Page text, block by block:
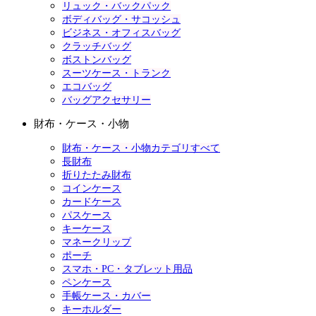
リュック・バックパック
ボディバッグ・サコッシュ
ビジネス・オフィスバッグ
クラッチバッグ
ボストンバッグ
スーツケース・トランク
エコバッグ
バッグアクセサリー
財布・ケース・小物
財布・ケース・小物カテゴリすべて
長財布
折りたたみ財布
コインケース
カードケース
パスケース
キーケース
マネークリップ
ポーチ
スマホ・PC・タブレット用品
ペンケース
手帳ケース・カバー
キーホルダー